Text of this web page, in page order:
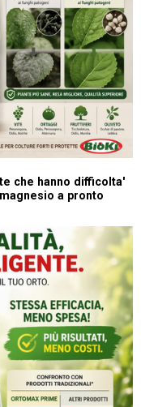
che hanno difficolta'
a pronto